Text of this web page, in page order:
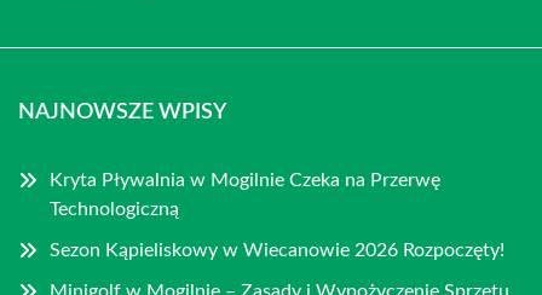
NAJNOWSZE WPISY
Kryta Pływalnia w Mogilnie Czeka na Przerwę
Technologiczną
Sezon Kąpieliskowy w Wiecanowie 2026 Rozpoczęty!